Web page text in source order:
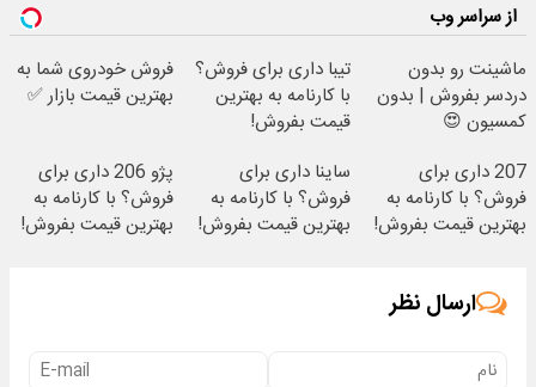
از سراسر وب
ماشینت رو بدون
دردسر بفروش | بدون
کمسیون 😍
تیبا داری برای فروش؟
با کارنامه به بهترین
قیمت بفروش!
فروش خودروی شما به
بهترین قیمت بازار ✅
207 داری برای
فروش؟ با کارنامه به
بهترین قیمت بفروش!
ساینا داری برای
فروش؟ با کارنامه به
بهترین قیمت بفروش!
پژو 206 داری برای
فروش؟ با کارنامه به
بهترین قیمت بفروش!
ارسال نظر